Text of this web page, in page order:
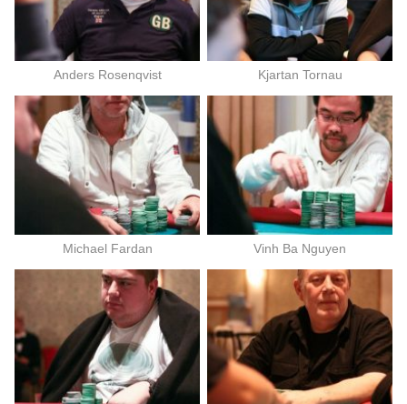
Anders Rosenqvist Kjartan Tornau
Michael Fardan Vinh Ba Nguyen